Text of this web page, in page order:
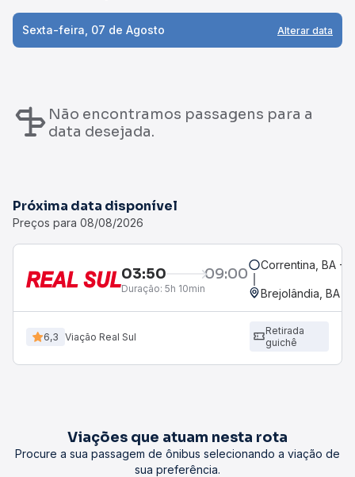
Sexta-feira, 07 de Agosto Alterar data
Não encontramos passagens para a
data desejada.
Próxima data disponível
Preços para 08/08/2026
03:50 09:00
Duração: 5h 10min
Correntina, BA -
Brejolândia, BA
6,3 Viação Real Sul
Retirada
guichê
Viações que atuam nesta rota
Procure a sua passagem de ônibus selecionando a viação de
sua preferência.